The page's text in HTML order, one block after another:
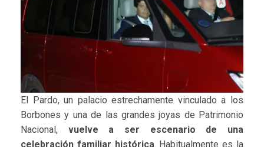
El Pardo, un palacio estrechamente vinculado a los
Borbones y una de las grandes joyas de Patrimonio
Nacional, vuelve a ser escenario de una
celebración familiar histórica. Habitualmente es la